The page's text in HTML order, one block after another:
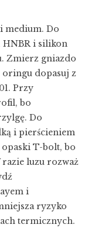
medium. Do
HNBR i silikon
Zmierz gniazdo
dopasuj z
Przy
bo
Do
i pierścieniem
T-bolt, bo
luzu rozważ
i
ryzyko
termicznych.